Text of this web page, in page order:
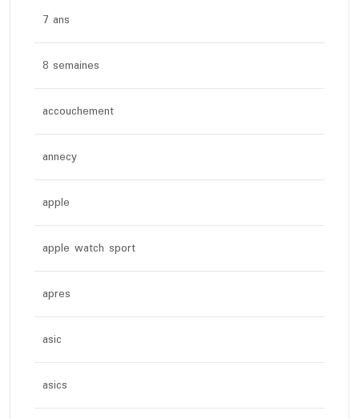
7 ans
8 semaines
accouchement
annecy
apple
apple watch sport
apres
asic
asics